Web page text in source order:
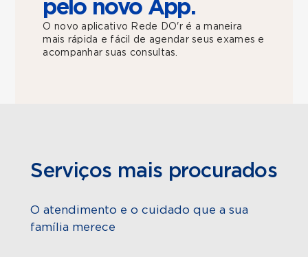
pelo novo App.
O novo aplicativo Rede DO'r é a maneira
mais rápida e fácil de agendar seus exames e
acompanhar suas consultas.
Serviços mais procurados
O atendimento e o cuidado que a sua
família merece